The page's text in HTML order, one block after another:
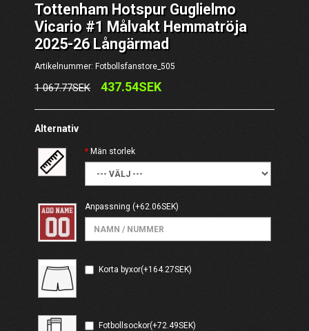
Tottenham Hotspur Guglielmo
Vicario #1 Målvakt Hemmatröja
2025-26 Långärmad
Artikelnummer: Fotbollsfanstore_505
1 067.77SEK 437.54SEK
Alternativ
Män storlek
Anpassning (+62.06SEK)
Korta byxor(+164.27SEK)
Fotbollsockor(+72.49SEK)